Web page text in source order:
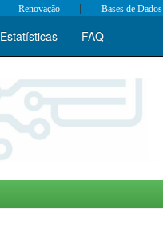
Renovação | Bases de Dados
Estatísticas FAQ